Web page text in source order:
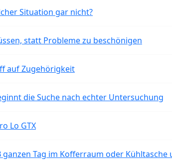
Situation gar nicht?
statt Probleme zu beschönigen
auf Zugehörigkeit
die Suche nach echter Untersuchung
Lo GTX
Tag im Kofferraum oder Kühltasche